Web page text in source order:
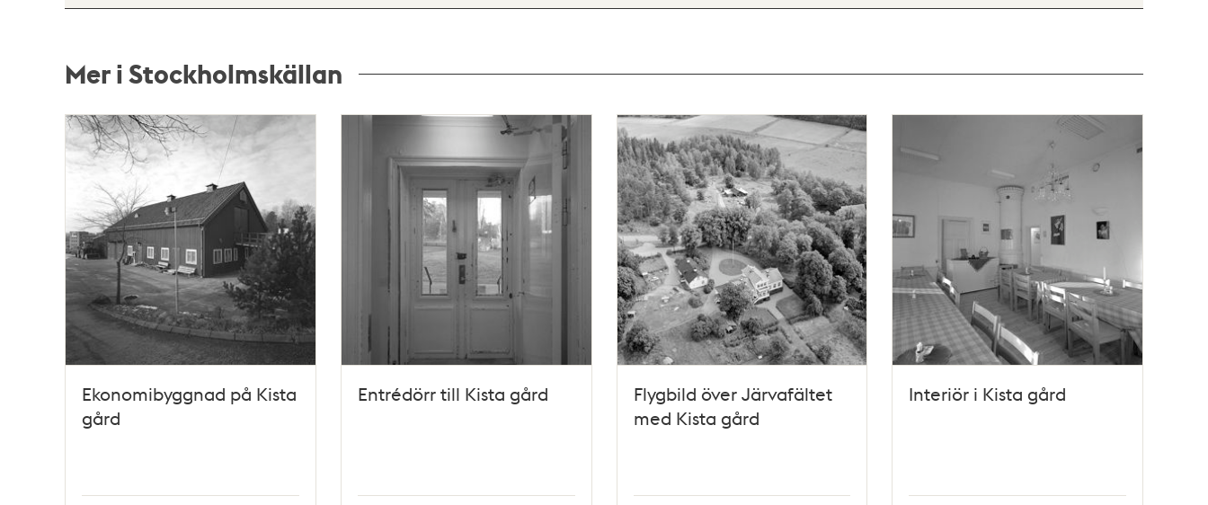
Mer i Stockholmskällan
Relaterade
poster
och
teman
Ekonomibyggnad på Kista
gård
Entrédörr till Kista gård
Flygbild över Järvafältet
med Kista gård
Interiör i Kista gård